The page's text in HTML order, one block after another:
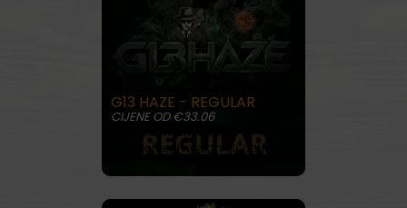
G13 HAZE - REGULAR
CIJENE OD €33.06
• Nagrađivani klasik
• Nepobjediva aktivna opijenost